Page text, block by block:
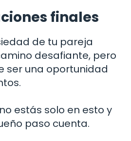
finales
de tu pareja
desafiante, pero
ser una oportunidad
estás solo en esto y
paso cuenta.